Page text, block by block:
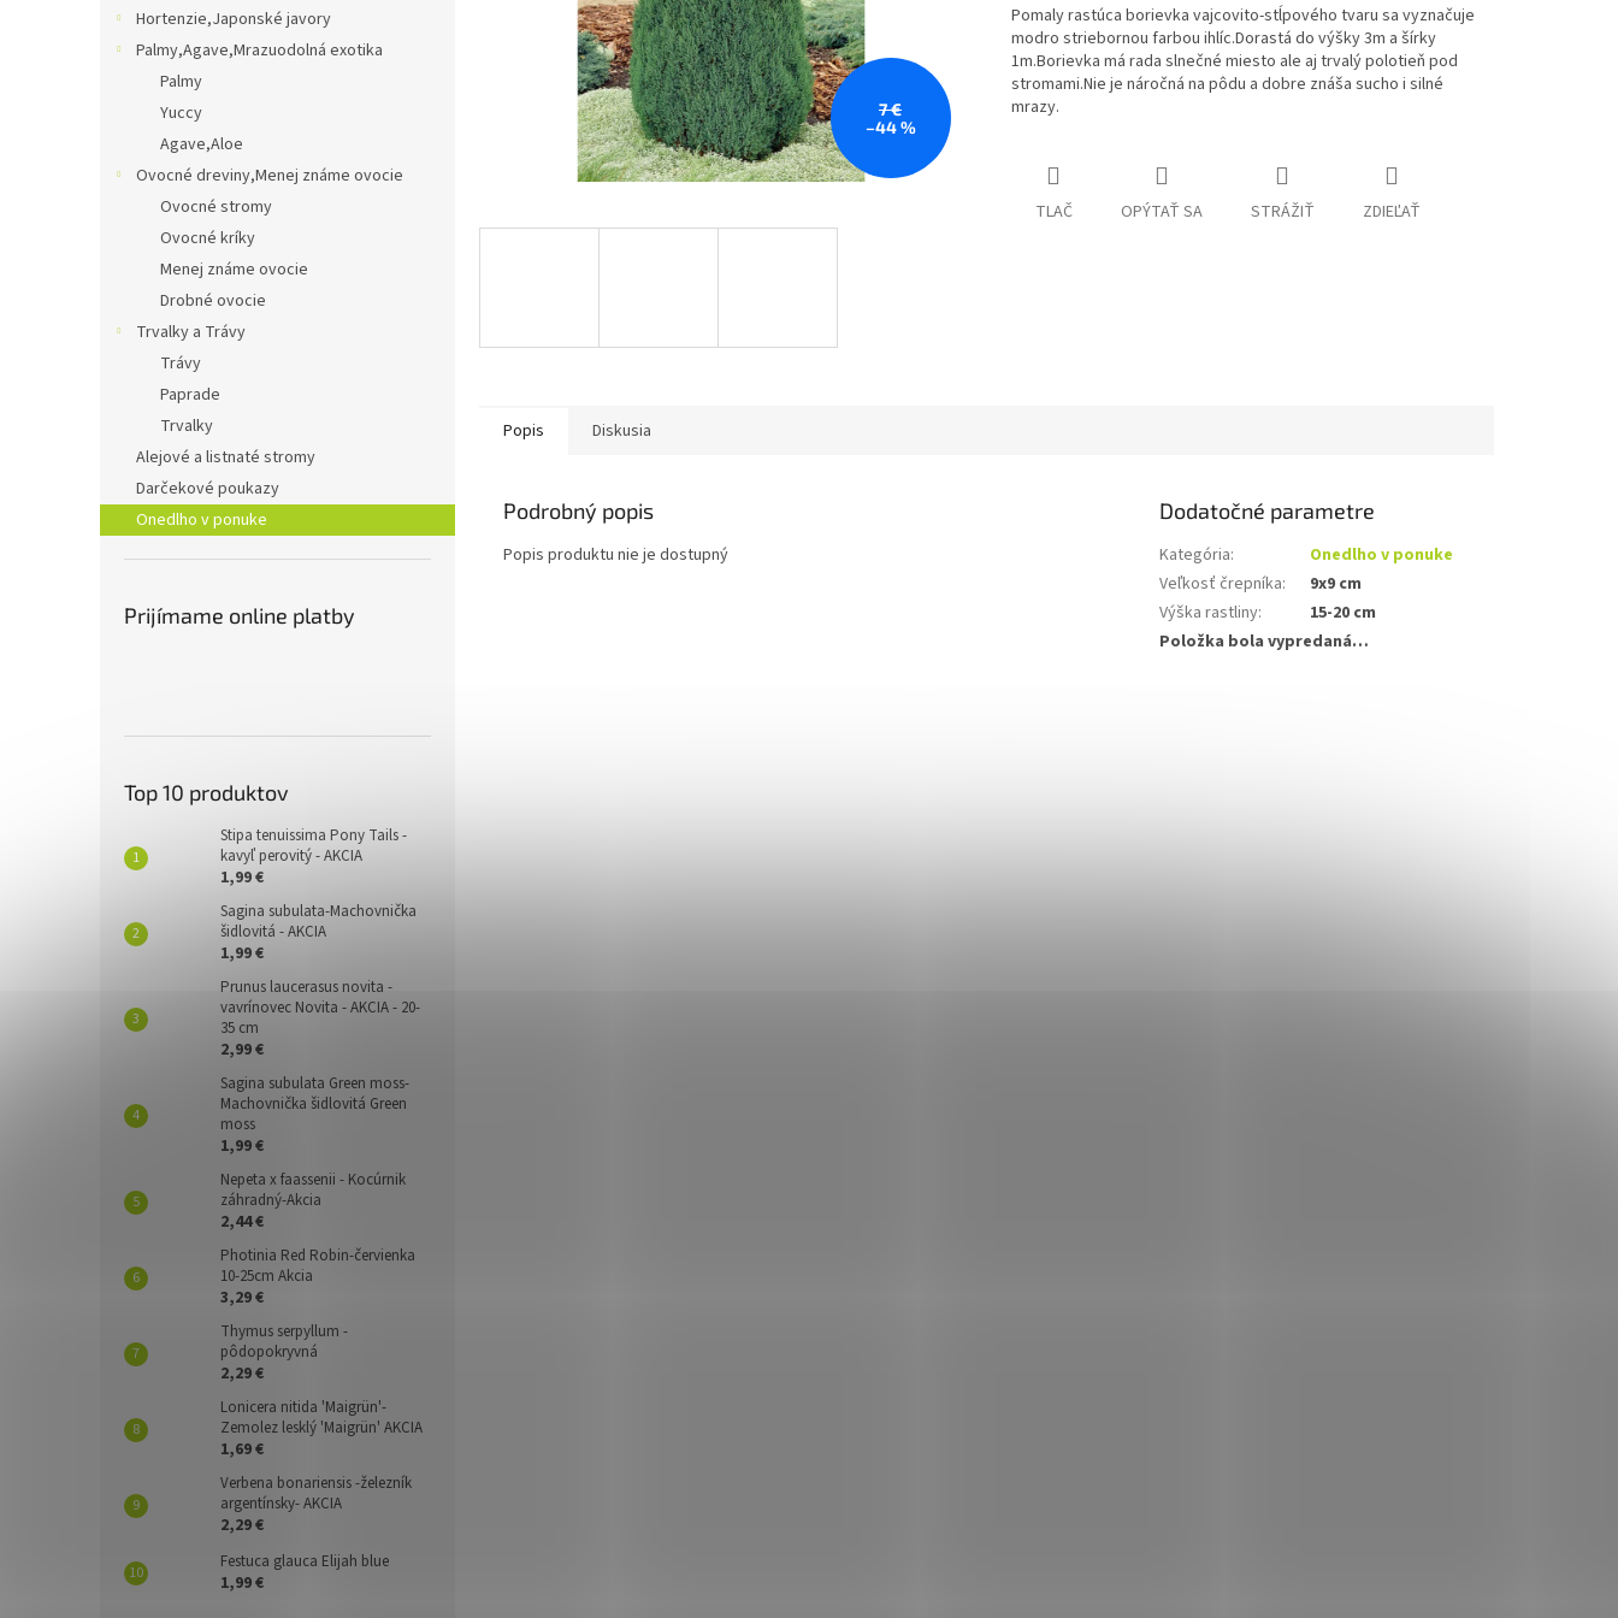
Hortenzie,Japonské javory
Palmy,Agave,Mrazuodolná exotika
Palmy
Yuccy
Agave,Aloe
Ovocné dreviny,Menej známe ovocie
Ovocné stromy
Ovocné kríky
Menej známe ovocie
Drobné ovocie
Trvalky a Trávy
Trávy
Paprade
Trvalky
Alejové a listnaté stromy
Darčekové poukazy
Onedlho v ponuke
Prijímame online platby
Top 10 produktov
Stipa tenuissima Pony Tails -
kavyľ perovitý - AKCIA
1,99 €
Sagina subulata-Machovnička
šidlovitá - AKCIA
1,99 €
Prunus laucerasus novita -
vavrínovec Novita - AKCIA - 20-
35 cm
2,99 €
Sagina subulata Green moss-
Machovnička šidlovitá Green
moss
1,99 €
Nepeta x faassenii - Kocúrnik
záhradný-Akcia
2,44 €
Photinia Red Robin-červienka
10-25cm Akcia
3,29 €
Thymus serpyllum -
pôdopokryvná
2,29 €
Lonicera nitida 'Maigrün'-
Zemolez lesklý 'Maigrün' AKCIA
1,69 €
Verbena bonariensis -železník
argentínsky- AKCIA
2,29 €
Festuca glauca Elijah blue
1,99 €
7 €
–44 %
Pomaly rastúca borievka vajcovito-stĺpového tvaru sa vyznačuje
modro striebornou farbou ihlíc.Dorastá do výšky 3m a šírky
1m.Borievka má rada slnečné miesto ale aj trvalý polotieň pod
stromami.Nie je náročná na pôdu a dobre znáša sucho i silné
mrazy.
TLAČ OPÝTAŤ SA STRÁŽIŤ ZDIEĽAŤ
Popis Diskusia
Podrobný popis
Popis produktu nie je dostupný
Dodatočné parametre
Kategória:
Onedlho v ponuke
Veľkosť črepníka:
9x9 cm
Výška rastliny:
15-20 cm
Položka bola vypredaná…